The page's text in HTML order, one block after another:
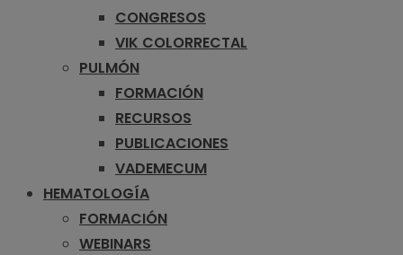
CONGRESOS
VIK COLORRECTAL
PULMÓN
FORMACIÓN
RECURSOS
PUBLICACIONES
VADEMECUM
HEMATOLOGÍA
FORMACIÓN
WEBINARS